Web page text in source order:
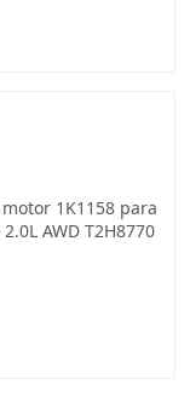
1K1158 para
AWD T2H8770